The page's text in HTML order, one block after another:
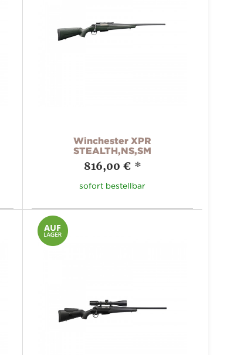
Winchester XPR
STEALTH,NS,SM
816,00 € *
sofort bestellbar